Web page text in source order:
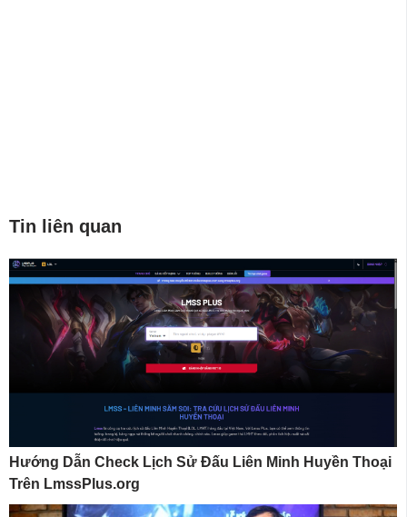
Tin liên quan
Hướng Dẫn Check Lịch Sử Đấu Liên Minh Huyền Thoại
Trên LmssPlus.org